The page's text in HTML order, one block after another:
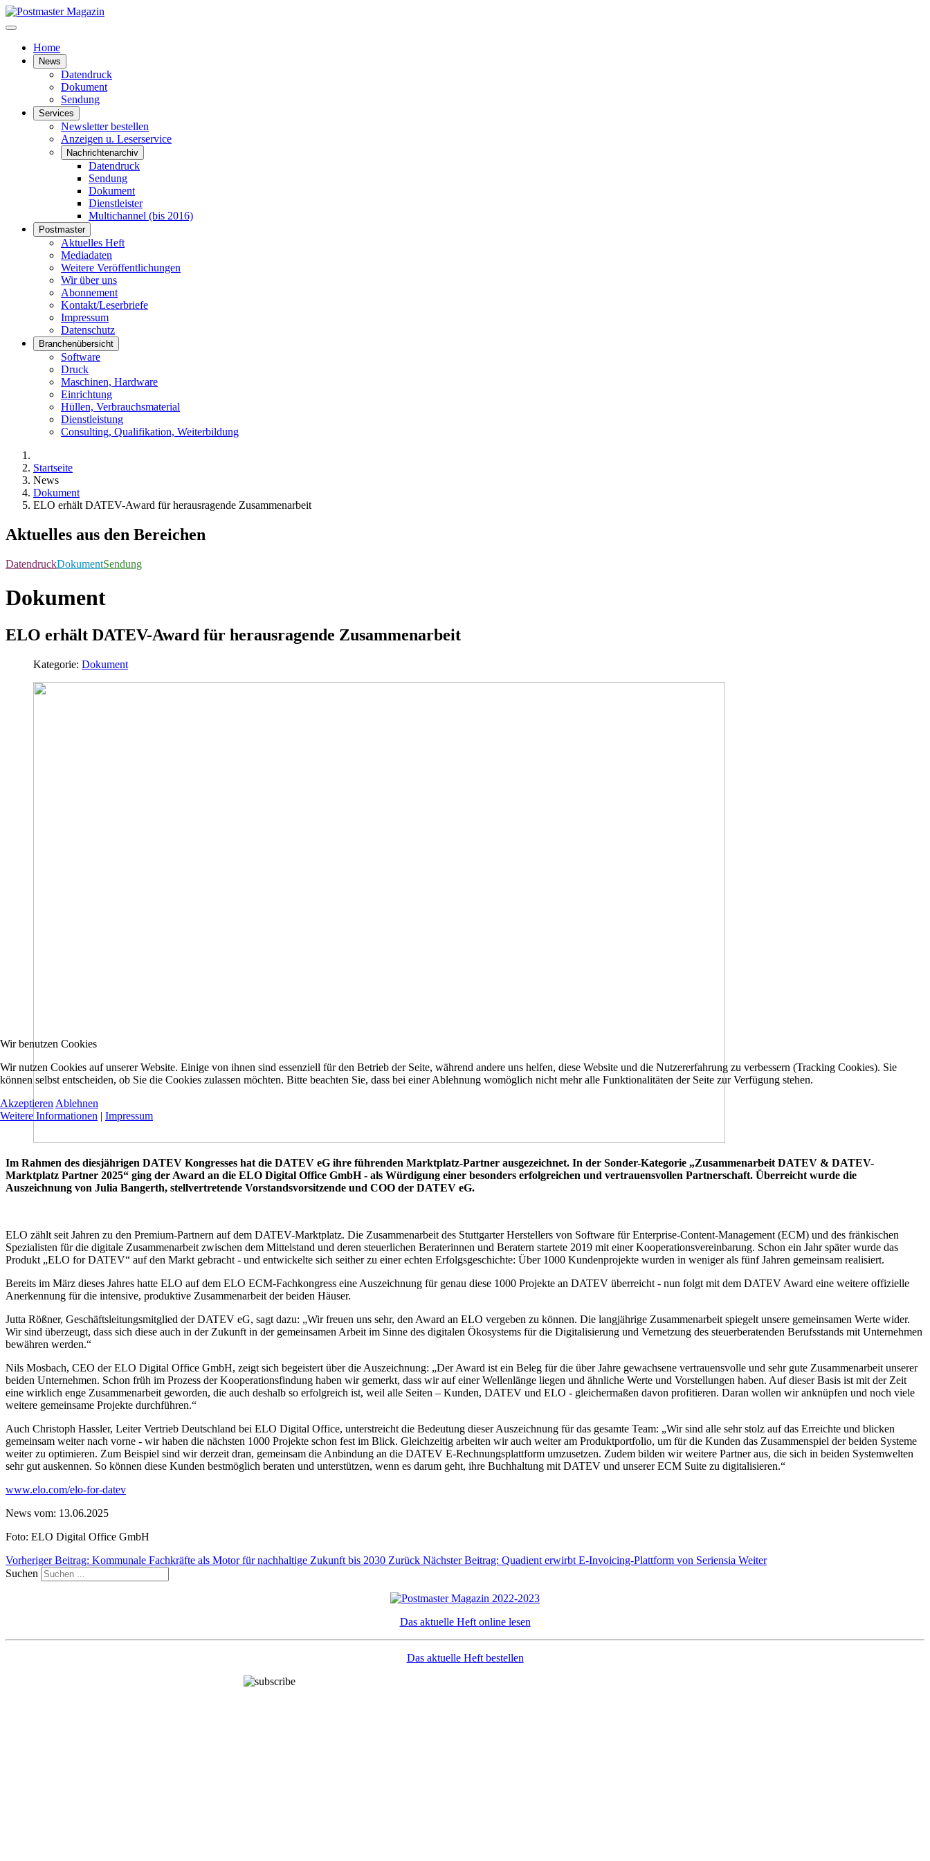
Home
News
Datendruck
Dokument
Sendung
Services
Newsletter bestellen
Anzeigen u. Leserservice
Nachrichtenarchiv
Datendruck
Sendung
Dokument
Dienstleister
Multichannel (bis 2016)
Postmaster
Aktuelles Heft
Mediadaten
Weitere Veröffentlichungen
Wir über uns
Abonnement
Kontakt/Leserbriefe
Impressum
Datenschutz
Branchenübersicht
Software
Druck
Maschinen, Hardware
Einrichtung
Hüllen, Verbrauchsmaterial
Dienstleistung
Consulting, Qualifikation, Weiterbildung
Startseite
News
Dokument
ELO erhält DATEV-Award für herausragende Zusammenarbeit
Aktuelles aus den Bereichen
DatendruckDokumentSendung
Dokument
ELO erhält DATEV-Award für herausragende Zusammenarbeit
Kategorie: Dokument
Im Rahmen des diesjährigen DATEV Kongresses hat die DATEV eG ihre führenden Marktplatz-Partner ausgezeichnet. In der Sonder-Kategorie „Zusammenarbeit DATEV & DATEV-
Marktplatz Partner 2025“ ging der Award an die ELO Digital Office GmbH - als Würdigung einer besonders erfolgreichen und vertrauensvollen Partnerschaft. Überreicht wurde die
Auszeichnung von Julia Bangerth, stellvertretende Vorstandsvorsitzende und COO der DATEV eG.
ELO zählt seit Jahren zu den Premium-Partnern auf dem DATEV-Marktplatz. Die Zusammenarbeit des Stuttgarter Herstellers von Software für Enterprise-Content-Management (ECM) und des fränkischen
Spezialisten für die digitale Zusammenarbeit zwischen dem Mittelstand und deren steuerlichen Beraterinnen und Beratern startete 2019 mit einer Kooperationsvereinbarung. Schon ein Jahr später wurde das
Produkt „ELO for DATEV“ auf den Markt gebracht - und entwickelte sich seither zu einer echten Erfolgsgeschichte: Über 1000 Kundenprojekte wurden in weniger als fünf Jahren gemeinsam realisiert.
Bereits im März dieses Jahres hatte ELO auf dem ELO ECM-Fachkongress eine Auszeichnung für genau diese 1000 Projekte an DATEV überreicht - nun folgt mit dem DATEV Award eine weitere offizielle
Anerkennung für die intensive, produktive Zusammenarbeit der beiden Häuser.
Jutta Rößner, Geschäftsleitungsmitglied der DATEV eG, sagt dazu: „Wir freuen uns sehr, den Award an ELO vergeben zu können. Die langjährige Zusammenarbeit spiegelt unsere gemeinsamen Werte wider.
Wir sind überzeugt, dass sich diese auch in der Zukunft in der gemeinsamen Arbeit im Sinne des digitalen Ökosystems für die Digitalisierung und Vernetzung des steuerberatenden Berufsstands mit Unternehmen
bewähren werden.“
Nils Mosbach, CEO der ELO Digital Office GmbH, zeigt sich begeistert über die Auszeichnung: „Der Award ist ein Beleg für die über Jahre gewachsene vertrauensvolle und sehr gute Zusammenarbeit unserer
beiden Unternehmen. Schon früh im Prozess der Kooperationsfindung haben wir gemerkt, dass wir auf einer Wellenlänge liegen und ähnliche Werte und Vorstellungen haben. Auf dieser Basis ist mit der Zeit
eine wirklich enge Zusammenarbeit geworden, die auch deshalb so erfolgreich ist, weil alle Seiten – Kunden, DATEV und ELO - gleichermaßen davon profitieren. Daran wollen wir anknüpfen und noch viele
weitere gemeinsame Projekte durchführen.“
Auch Christoph Hassler, Leiter Vertrieb Deutschland bei ELO Digital Office, unterstreicht die Bedeutung dieser Auszeichnung für das gesamte Team: „Wir sind alle sehr stolz auf das Erreichte und blicken
gemeinsam weiter nach vorne - wir haben die nächsten 1000 Projekte schon fest im Blick. Gleichzeitig arbeiten wir auch weiter am Produktportfolio, um für die Kunden das Zusammenspiel der beiden Systeme
weiter zu optimieren. Zum Beispiel sind wir derzeit dran, gemeinsam die Anbindung an die DATEV E-Rechnungsplattform umzusetzen. Zudem bilden wir weitere Partner aus, die sich in beiden Systemwelten
sehr gut auskennen. So können diese Kunden bestmöglich beraten und unterstützen, wenn es darum geht, ihre Buchhaltung mit DATEV und unserer ECM Suite zu digitalisieren.“
www.elo.com/elo-for-datev
News vom: 13.06.2025
Foto: ELO Digital Office GmbH
Vorheriger Beitrag: Kommunale Fachkräfte als Motor für nachhaltige Zukunft bis 2030 Zurück Nächster Beitrag: Quadient erwirbt E-Invoicing-Plattform von Seriensia Weiter
Suchen
Das aktuelle Heft online lesen
Das aktuelle Heft bestellen
Wir benutzen Cookies
Wir nutzen Cookies auf unserer Website. Einige von ihnen sind essenziell für den Betrieb der Seite, während andere uns helfen, diese Website und die Nutzererfahrung zu verbessern (Tracking Cookies). Sie
können selbst entscheiden, ob Sie die Cookies zulassen möchten. Bitte beachten Sie, dass bei einer Ablehnung womöglich nicht mehr alle Funktionalitäten der Seite zur Verfügung stehen.
Akzeptieren Ablehnen
Weitere Informationen | Impressum